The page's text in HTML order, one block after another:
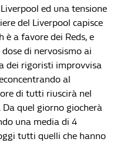
ed una tensione
del Liverpool capisce
è a favore dei Reds, e
di nervosismo ai
dei rigoristi improvvisa
al
di tutti riuscirà nel
quel giorno giocherà
una media di 4
tutti quelli che hanno